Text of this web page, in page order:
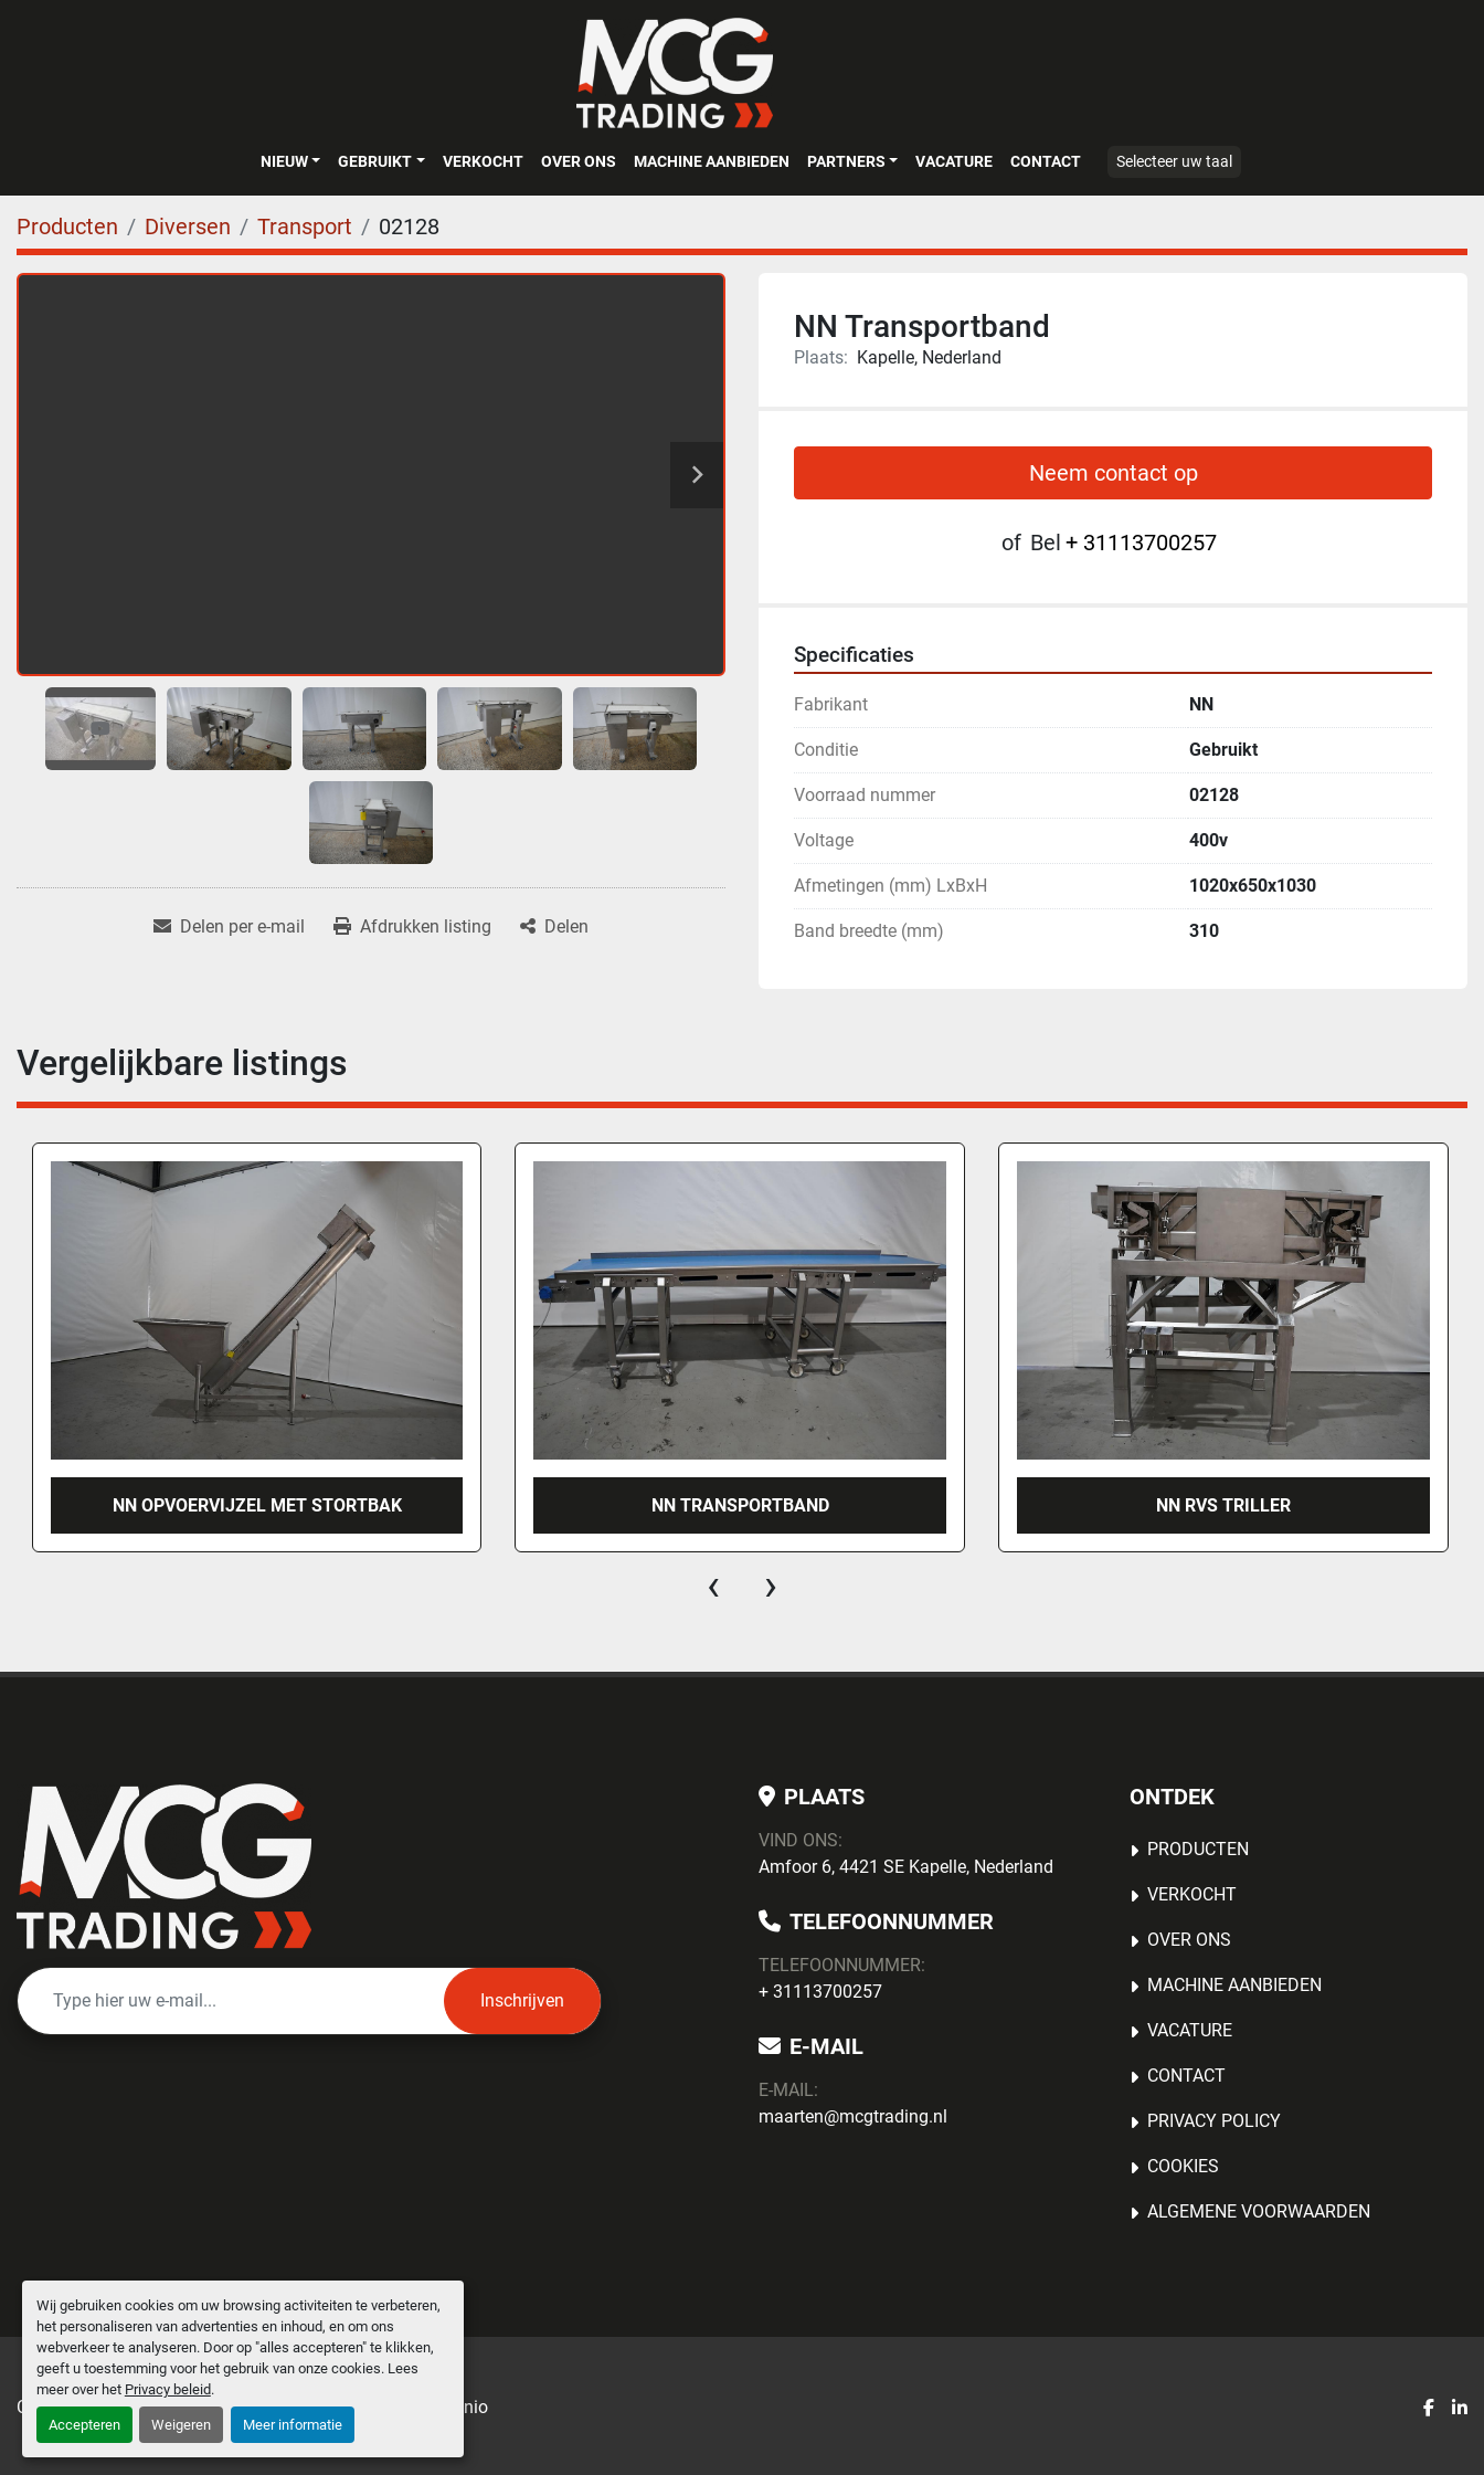
Wij gebruiken cookies om uw browsing activiteiten te verbeteren,
het personaliseren van advertenties en inhoud, en om ons
webverkeer te analyseren. Door op "alles accepteren" te klikken,
geeft u toestemming voor het gebruik van onze cookies. Lees
meer over het Privacy beleid.
Accepteren Weigeren Meer informatie
NIEUW GEBRUIKT VERKOCHT OVER ONS MACHINE AANBIEDEN PARTNERS VACATURE CONTACT Selecteer uw taal
Producten Diversen Transport 02128
Delen per e-mail Afdrukken listing Delen
NN Transportband
Plaats: Kapelle, Nederland
Neem contact op
of Bel + 31113700257
Specificaties
Fabrikant NN
Conditie Gebruikt
Voorraad nummer 02128
Voltage 400v
Afmetingen (mm) LxBxH 1020x650x1030
Band breedte (mm) 310
Vergelijkbare listings
NN OPVOERVIJZEL MET STORTBAK NN TRANSPORTBAND NN RVS TRILLER
‹ ›
Inschrijven
PLAATS
VIND ONS:
Amfoor 6, 4421 SE Kapelle, Nederland
TELEFOONNUMMER
TELEFOONNUMMER:
+ 31113700257
E-MAIL
E-MAIL:
maarten@mcgtrading.nl
ONTDEK
PRODUCTEN
VERKOCHT
OVER ONS
MACHINE AANBIEDEN
VACATURE
CONTACT
PRIVACY POLICY
COOKIES
ALGEMENE VOORWAARDEN
Cookies beheren Machinio Systemwebsite door Machinio